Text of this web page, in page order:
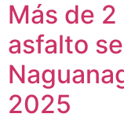
Más de
asfalto
2025